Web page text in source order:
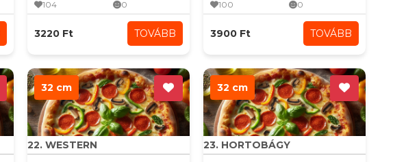
104 0
3220 Ft TOVÁBB
100 0
3900 Ft TOVÁBB
32 cm
22. WESTERN
32 cm
23. HORTOBÁGY